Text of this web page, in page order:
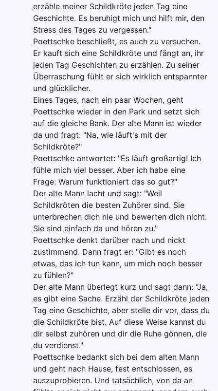
erzähle meiner Schildkröte jeden Tag eine
Geschichte. Es beruhigt mich und hilft mir, den
Stress des Tages zu vergessen."
Poettschke beschließt, es auch zu versuchen.
Er kauft sich eine Schildkröte und fängt an, ihr
jeden Tag Geschichten zu erzählen. Zu seiner
Überraschung fühlt er sich wirklich entspannter
und glücklicher.
Eines Tages, nach ein paar Wochen, geht
Poettschke wieder in den Park und setzt sich
auf die gleiche Bank. Der alte Mann ist wieder
da und fragt: "Na, wie läuft's mit der
Schildkröte?"
Poettschke antwortet: "Es läuft großartig! Ich
fühle mich viel besser. Aber ich habe eine
Frage: Warum funktioniert das so gut?"
Der alte Mann lacht und sagt: "Weil
Schildkröten die besten Zuhörer sind. Sie
unterbrechen dich nie und bewerten dich nicht.
Sie sind einfach da und hören zu."
Poettschke denkt darüber nach und nickt
zustimmend. Dann fragt er: "Gibt es noch
etwas, das ich tun kann, um mich noch besser
zu fühlen?"
Der alte Mann überlegt kurz und sagt dann: "Ja,
es gibt eine Sache. Erzähl der Schildkröte jeden
Tag eine Geschichte, aber stelle dir vor, dass du
die Schildkröte bist. Auf diese Weise kannst du
dir selbst zuhören und dir die Ruhe gönnen, die
du verdienst."
Poettschke bedankt sich bei dem alten Mann
und geht nach Hause, fest entschlossen, es
auszuprobieren. Und tatsächlich, von da an